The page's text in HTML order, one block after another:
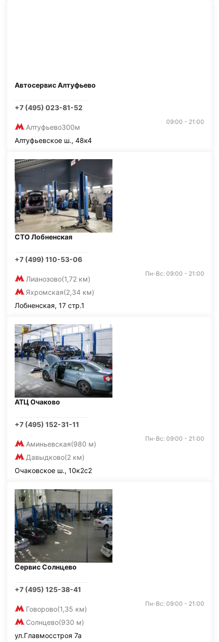
Автосервис Алтуфьево
+7 (495) 023-81-52
Алтуфьево300м
09:00 - 21:00
Алтуфьевское ш., 48к4
СТО Лобненская
+7 (499) 110-53-06
Лианозово(1,72 км)
Яхромская(2,34 км)
Пн-Вс: 09:00 - 21:00
Лобненская, 17 стр.1
АТЦ Очаково
+7 (495) 152-31-11
Аминьевская(980 м)
Давыдково(2 км)
Пн-Вс: 09:00 - 21:00
Очаковское ш., 10к2с2
Сервис Солнцево
+7 (495) 125-38-41
Говорово(1,35 км)
Солнцево(930 м)
Пн-Вс: 09:00 - 21:00
ул.Главмосстроя 7а